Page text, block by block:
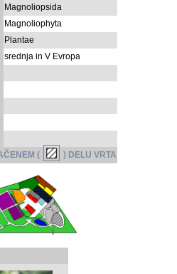
Magnoliopsida
Magnoliophyta
Plantae
srednja in V Evropa
(
) DELU VRTA